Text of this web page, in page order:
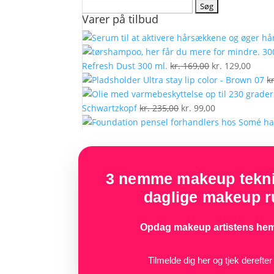
efter:
Varer på tilbud
Refresh Dust 300 ml. kr.169,00 Den
oprindelige
pris
var:
kr. 169,00.
kr. 129,00Den
pris
kr.
Ultra stay lip color - Brown 07
Schwartzkopf kr.235,00 Den
oprindelige
var:
kr. 99,00Den
aktuelle
er:
3 nemme makeup
daglige makeup
Opdag makeup artistens
Tilmelde dig her og tjek